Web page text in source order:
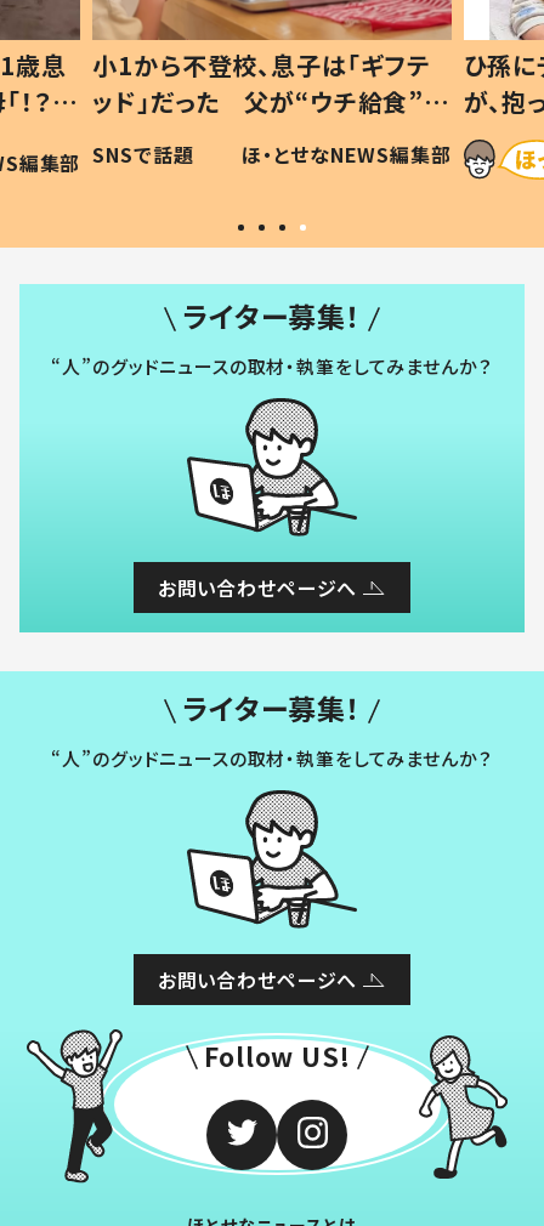
歳息
？」
編集部
小1から不登校、息子は「ギフテ
ッド」だった 父が“ウチ給食”を
作り続ける理由とは #令和の親
#令和の子
SNSで話題 ほ・とせなNEWS編集部
ひ孫
が、
「涙が
い」
ライター募集！
“人”のグッドニュースの取材・執筆をしてみませんか？
お問い合わせページへ
ライター募集！
“人”のグッドニュースの取材・執筆をしてみませんか？
お問い合わせページへ
Follow US!